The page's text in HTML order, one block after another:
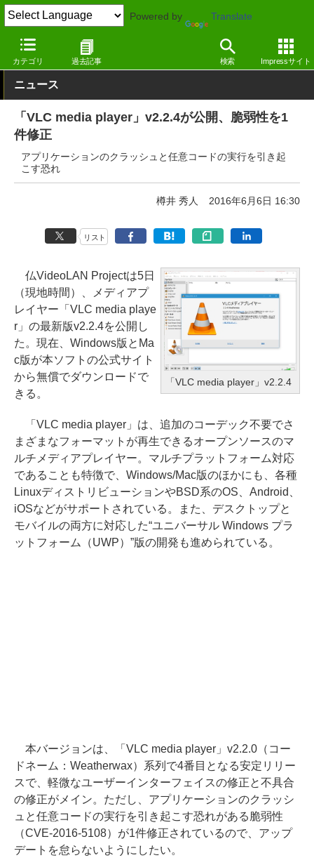
Powered by Translate
カテゴリ 過去記事 検索 Impressサイト
窓の杜 セキュリティ
ニュース
「VLC media player」v2.2.4が公開、脆弱性を1
件修正
アプリケーションのクラッシュと任意コードの実行を引き起
こす恐れ
樽井 秀人 2016年6月6日 16:30
リスト
「VLC media player」v2.2.4
仏VideoLAN Projectは5日
（現地時間）、メディアプ
レイヤー「VLC media playe
r」の最新版v2.2.4を公開し
た。現在、Windows版とMa
c版が本ソフトの公式サイト
から無償でダウンロードで
きる。
「VLC media player」は、追加のコーデック不要でさ
まざまなフォーマットが再生できるオープンソースのマ
ルチメディアプレイヤー。マルチプラットフォーム対応
であることも特徴で、Windows/Mac版のほかにも、各種
LinuxディストリビューションやBSD系のOS、Android、
iOSなどがサポートされている。また、デスクトップと
モバイルの両方に対応した“ユニバーサル Windows プラ
ットフォーム（UWP）”版の開発も進められている。
本バージョンは、「VLC media player」v2.2.0（コー
ドネーム：Weatherwax）系列で4番目となる安定リリー
スで、軽微なユーザーインターフェイスの修正と不具合
の修正がメイン。ただし、アプリケーションのクラッシ
ュと任意コードの実行を引き起こす恐れがある脆弱性
（CVE-2016-5108）が1件修正されているので、アップ
デートを怠らないようにしたい。